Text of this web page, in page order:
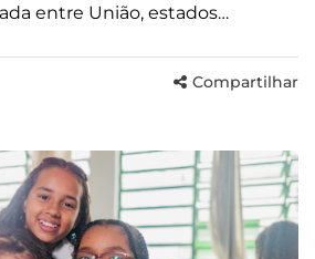
entre União, estados…
Compartilhar